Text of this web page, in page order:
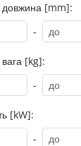
довжина [mm]:
-
[kg]:
-
[kW]:
-